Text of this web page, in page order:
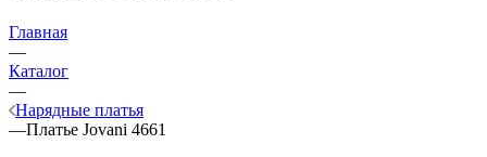
Главная
—
Каталог
—
Нарядные платья
—Платье Jovani 4661